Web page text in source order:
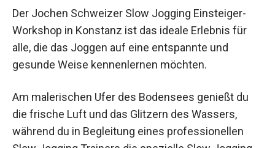
Der Jochen Schweizer Slow Jogging Einsteiger-
Workshop in Konstanz ist das ideale Erlebnis für
alle, die das Joggen auf eine entspannte und
gesunde Weise kennenlernen möchten.
Am malerischen Ufer des Bodensees genießt du
die frische Luft und das Glitzern des Wassers,
während du in Begleitung eines professionellen